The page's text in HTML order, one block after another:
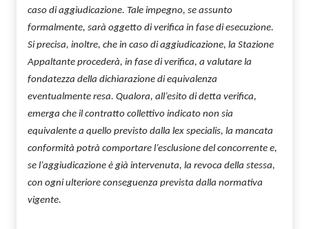
caso di aggiudicazione. Tale impegno, se assunto
formalmente, sarà oggetto di verifica in fase di esecuzione.
Si precisa, inoltre, che in caso di aggiudicazione, la Stazione
Appaltante procederà, in fase di verifica, a valutare la
fondatezza della dichiarazione di equivalenza
eventualmente resa. Qualora, all’esito di detta verifica,
emerga che il contratto collettivo indicato non sia
equivalente a quello previsto dalla lex specialis, la mancata
conformità potrà comportare l’esclusione del concorrente e,
se l’aggiudicazione è già intervenuta, la revoca della stessa,
con ogni ulteriore conseguenza prevista dalla normativa
vigente.